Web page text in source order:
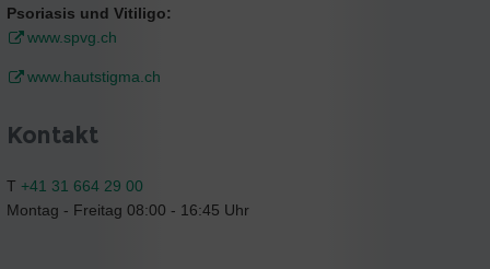
Psoriasis und Vitiligo:
www.spvg.ch
www.hautstigma.ch
Kontakt
T +41 31 664 29 00
Montag - Freitag 08:00 - 16:45 Uhr